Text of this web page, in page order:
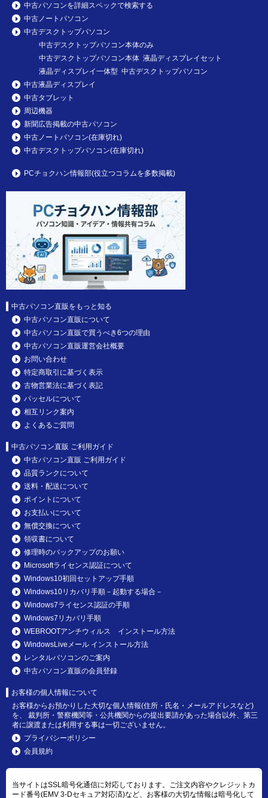
中古パソコンを詳細スペックで検索する
中古ノートパソコン
中古デスクトップパソコン
中古デスクトップパソコン本体のみ
中古デスクトップパソコン本体 液晶ディスプレイセット
液晶ディスプレイ一体型 中古デスクトップパソコン
中古液晶ディスプレイ
中古タブレット
周辺機器
新聞広告掲載の中古パソコン
中古ノートパソコン(在庫切れ)
中古デスクトップパソコン(在庫切れ)
PCチョクハン情報部(役立つコラムを多数掲載)
中古パソコン直販をもっと知る
中古パソコン直販について
中古パソコン直販で買うべき6つの理由
中古パソコン直販運営会社概要
お問い合わせ
特定商取引に基づく表示
古物営業法に基づく表記
パッセルについて
相互リンク案内
よくあるご質問
中古パソコン直販 ご利用ガイド
中古パソコン直販 ご利用ガイド
品質ランクについて
送料・配送について
ポイントについて
お支払いについて
無償交換について
領収書について
修理時のバックアップのお願い
Microsoftライセンス認証について
Windows10初回セットアップ手順
Windows10リカバリ手順－起動する場合－
Windows7ライセンス認証の手順
Windows7リカバリ手順
WEBROOTアンチウィルス インストール方法
WindowsLiveメール インストール方法
レンタルパソコンのご案内
中古パソコン直販の会員登録
お客様の個人情報について
お客様からお預かりした大切な個人情報(住所・氏名・メールアドレスなど)
を、 裁判所・警察機関等・公共機関からの提出要請があった場合以外、第三
者に譲渡または利用する事は一切ございません。
プライバシーポリシー
会員規約
当サイトはSSL暗号化通信に対応しております。ご注文内容やクレジットカ
ード番号(EMV 3-Dセキュア対応済)など、お客様の大切な情報は暗号化して